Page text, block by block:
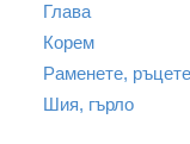
Глава
Корем
Раменете, ръцете
Шия, гърло